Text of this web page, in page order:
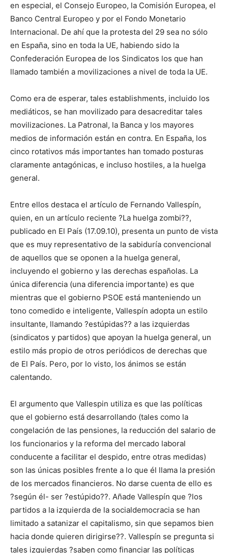
en especial, el Consejo Europeo, la Comisión Europea, el
Banco Central Europeo y por el Fondo Monetario
Internacional. De ahí que la protesta del 29 sea no sólo
en España, sino en toda la UE, habiendo sido la
Confederación Europea de los Sindicatos los que han
llamado también a movilizaciones a nivel de toda la UE.
Como era de esperar, tales establishments, incluido los
mediáticos, se han movilizado para desacreditar tales
movilizaciones. La Patronal, la Banca y los mayores
medios de información están en contra. En España, los
cinco rotativos más importantes han tomado posturas
claramente antagónicas, e incluso hostiles, a la huelga
general.
Entre ellos destaca el artículo de Fernando Vallespín,
quien, en un artículo reciente ?La huelga zombi??,
publicado en El País (17.09.10), presenta un punto de vista
que es muy representativo de la sabiduría convencional
de aquellos que se oponen a la huelga general,
incluyendo el gobierno y las derechas españolas. La
única diferencia (una diferencia importante) es que
mientras que el gobierno PSOE está manteniendo un
tono comedido e inteligente, Vallespín adopta un estilo
insultante, llamando ?estúpidas?? a las izquierdas
(sindicatos y partidos) que apoyan la huelga general, un
estilo más propio de otros periódicos de derechas que
de El País. Pero, por lo visto, los ánimos se están
calentando.
El argumento que Vallespin utiliza es que las políticas
que el gobierno está desarrollando (tales como la
congelación de las pensiones, la reducción del salario de
los funcionarios y la reforma del mercado laboral
conducente a facilitar el despido, entre otras medidas)
son las únicas posibles frente a lo que él llama la presión
de los mercados financieros. No darse cuenta de ello es
?según él- ser ?estúpido??. Añade Vallespín que ?los
partidos a la izquierda de la socialdemocracia se han
limitado a satanizar el capitalismo, sin que sepamos bien
hacia donde quieren dirigirse??. Vallespín se pregunta si
tales izquierdas ?saben como financiar las políticas